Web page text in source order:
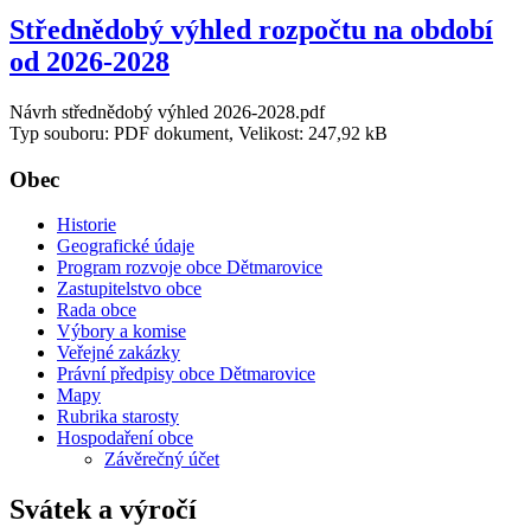
Střednědobý výhled rozpočtu na období
od 2026-2028
Návrh střednědobý výhled 2026-2028.pdf
Typ souboru: PDF dokument, Velikost: 247,92 kB
Obec
Historie
Geografické údaje
Program rozvoje obce Dětmarovice
Zastupitelstvo obce
Rada obce
Výbory a komise
Veřejné zakázky
Právní předpisy obce Dětmarovice
Mapy
Rubrika starosty
Hospodaření obce
Závěrečný účet
Svátek a výročí